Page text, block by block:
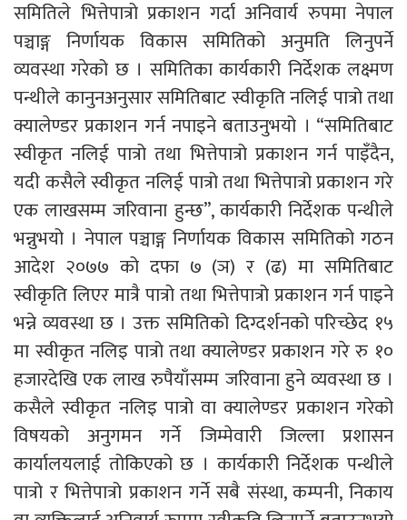
समितिले भित्तेपात्रो प्रकाशन गर्दा अनिवार्य रुपमा नेपाल
पञ्चाङ्ग निर्णायक विकास समितिको अनुमति लिनुपर्ने
व्यवस्था गरेको छ । समितिका कार्यकारी निर्देशक लक्ष्मण
पन्थीले कानुनअनुसार समितिबाट स्वीकृति नलिई पात्रो तथा
क्यालेण्डर प्रकाशन गर्न नपाइने बताउनुभयो । “समितिबाट
स्वीकृत नलिई पात्रो तथा भित्तेपात्रो प्रकाशन गर्न पाइँदैन,
यदी कसैले स्वीकृत नलिई पात्रो तथा भित्तेपात्रो प्रकाशन गरे
एक लाखसम्म जरिवाना हुन्छ”, कार्यकारी निर्देशक पन्थीले
भन्नुभयो । नेपाल पञ्चाङ्ग निर्णायक विकास समितिको गठन
आदेश २०७७ को दफा ७ (ञ) र (ढ) मा समितिबाट
स्वीकृति लिएर मात्रै पात्रो तथा भित्तेपात्रो प्रकाशन गर्न पाइने
भन्ने व्यवस्था छ । उक्त समितिको दिग्दर्शनको परिच्छेद १५
मा स्वीकृत नलिइ पात्रो तथा क्यालेण्डर प्रकाशन गरे रु १०
हजारदेखि एक लाख रुपैयाँसम्म जरिवाना हुने व्यवस्था छ ।
कसैले स्वीकृत नलिइ पात्रो वा क्यालेण्डर प्रकाशन गरेको
विषयको अनुगमन गर्ने जिम्मेवारी जिल्ला प्रशासन
कार्यालयलाई तोकिएको छ । कार्यकारी निर्देशक पन्थीले
पात्रो र भित्तेपात्रो प्रकाशन गर्ने सबै संस्था, कम्पनी, निकाय